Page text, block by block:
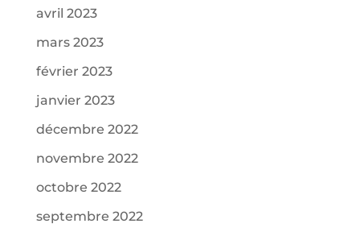
avril 2023
mars 2023
février 2023
janvier 2023
décembre 2022
novembre 2022
octobre 2022
septembre 2022